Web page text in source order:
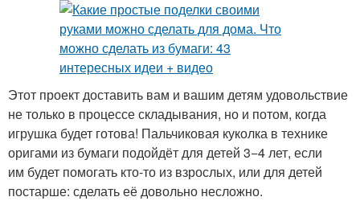
Этот проект доставить вам и вашим детям удовольствие
не только в процессе складывания, но и потом, когда
игрушка будет готова! Пальчиковая куколка в технике
оригами из бумаги подойдёт для детей 3−4 лет, если
им будет помогать кто-то из взрослых, или для детей
постарше: сделать её довольно несложно.